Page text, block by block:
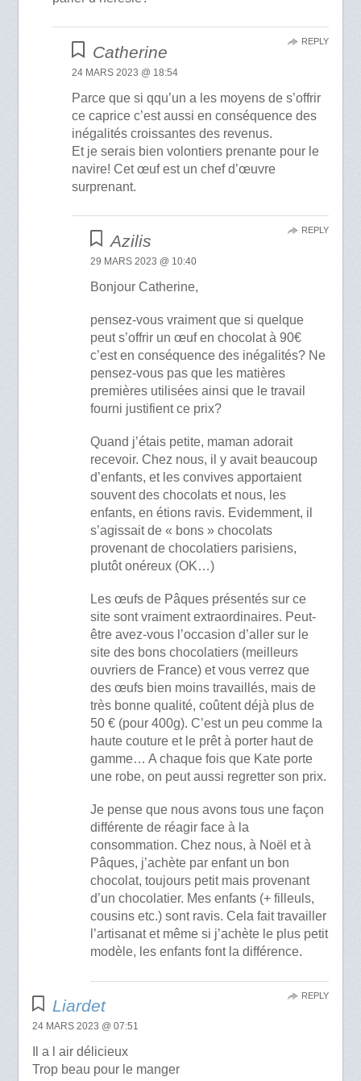
Catherine
24 MARS 2023 @ 18:54
Parce que si qqu’un a les moyens de s’offrir
ce caprice c’est aussi en conséquence des
inégalités croissantes des revenus.
Et je serais bien volontiers prenante pour le
navire! Cet œuf est un chef d’œuvre
surprenant.
REPLY
Azilis
29 MARS 2023 @ 10:40
Bonjour Catherine,
pensez-vous vraiment que si quelque
peut s’offrir un œuf en chocolat à 90€
c’est en conséquence des inégalités? Ne
pensez-vous pas que les matières
premières utilisées ainsi que le travail
fourni justifient ce prix?
Quand j’étais petite, maman adorait
recevoir. Chez nous, il y avait beaucoup
d’enfants, et les convives apportaient
souvent des chocolats et nous, les
enfants, en étions ravis. Evidemment, il
s’agissait de « bons » chocolats
provenant de chocolatiers parisiens,
plutôt onéreux (OK…)
Les œufs de Pâques présentés sur ce
site sont vraiment extraordinaires. Peut-
être avez-vous l’occasion d’aller sur le
site des bons chocolatiers (meilleurs
ouvriers de France) et vous verrez que
des œufs bien moins travaillés, mais de
très bonne qualité, coûtent déjà plus de
50 € (pour 400g). C’est un peu comme la
haute couture et le prêt à porter haut de
gamme… A chaque fois que Kate porte
une robe, on peut aussi regretter son prix.
Je pense que nous avons tous une façon
différente de réagir face à la
consommation. Chez nous, à Noël et à
Pâques, j’achète par enfant un bon
chocolat, toujours petit mais provenant
d’un chocolatier. Mes enfants (+ filleuls,
cousins etc.) sont ravis. Cela fait travailler
l’artisanat et même si j’achète le plus petit
modèle, les enfants font la différence.
REPLY
Liardet
24 MARS 2023 @ 07:51
Il a l air délicieux
Trop beau pour le manger
REPLY